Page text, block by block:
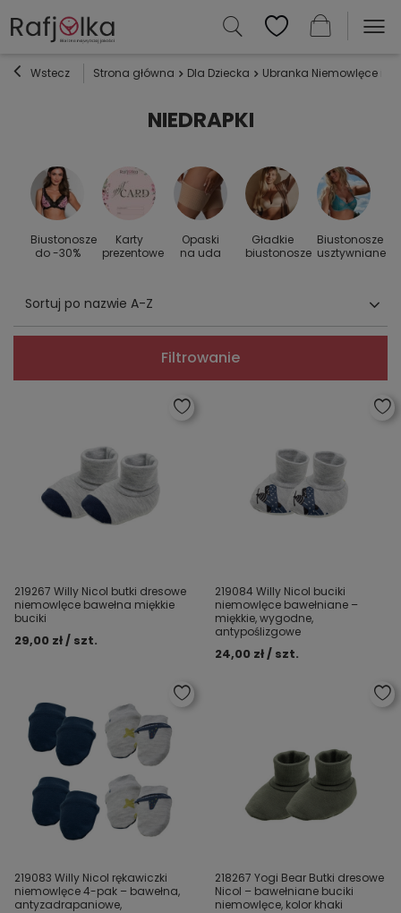
Wstecz Strona główna Dla Dziecka Ubranka Niemowlęce i
NIEDRAPKI
Biustonosze
do -30%
Karty
prezentowe
Opaski
na uda
Gładkie
biustonosze
Biustonosze
usztywniane
Sortuj po nazwie A-Z
Filtrowanie
219267 Willy Nicol butki dresowe
niemowlęce bawełna miękkie
buciki
29,00 zł / szt.
219084 Willy Nicol buciki
niemowlęce bawełniane –
miękkie, wygodne,
antypoślizgowe
24,00 zł / szt.
219083 Willy Nicol rękawiczki
niemowlęce 4-pak – bawełna,
antyzadrapaniowe,
218267 Yogi Bear Butki dresowe
Nicol – bawełniane buciki
niemowlęce, kolor khaki